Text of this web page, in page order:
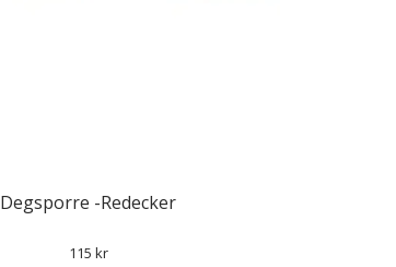
Degsporre -Redecker
115 kr